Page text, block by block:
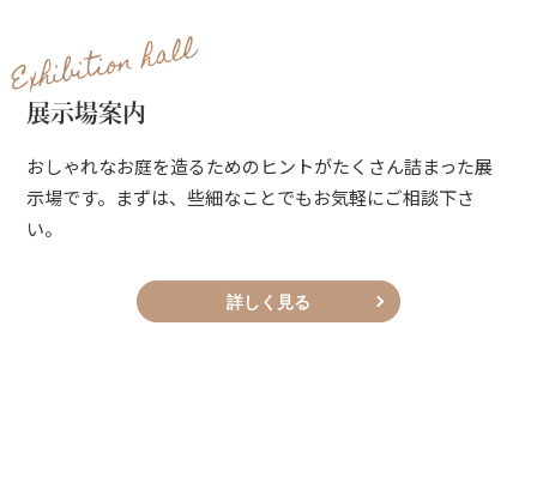
Exhibition hall
展示場案内
おしゃれなお庭を造るためのヒントがたくさん詰まった展
示場です。まずは、些細なことでもお気軽にご相談下さ
い。
詳しく見る